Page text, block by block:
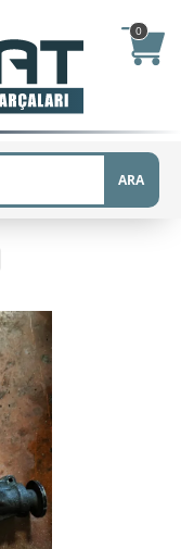
0
ARA